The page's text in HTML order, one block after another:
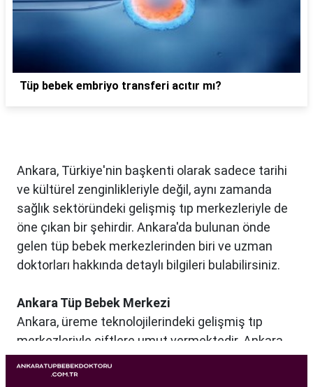
Tüp bebek embriyo transferi acıtır mı?
Ankara, Türkiye'nin başkenti olarak sadece tarihi
ve kültürel zenginlikleriyle değil, aynı zamanda
sağlık sektöründeki gelişmiş tıp merkezleriyle de
öne çıkan bir şehirdir. Ankara'da bulunan önde
gelen tüp bebek merkezlerinden biri ve uzman
doktorları hakkında detaylı bilgileri bulabilirsiniz.
Ankara Tüp Bebek Merkezi
Ankara, üreme teknolojilerindeki gelişmiş tıp
merkezleriyle çiftlere umut vermektedir. Ankara
Tüp Bebek Merkezi, kısırlık sorunu yaşayan
çiftlere profesyonel ve bireysel bir yaklaşımla